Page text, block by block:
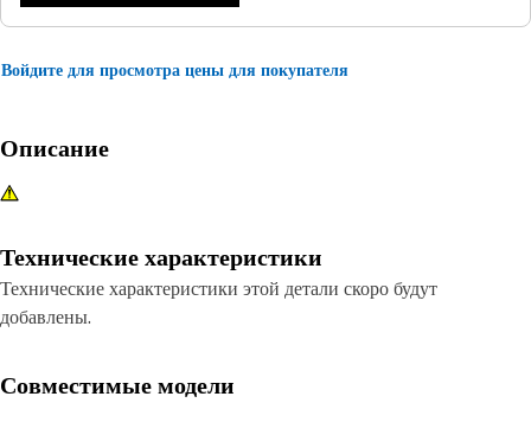
Войдите для просмотра цены для покупателя
Описание
Технические характеристики
Технические характеристики этой детали скоро будут
добавлены.
Совместимые модели